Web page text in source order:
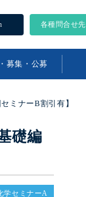
各種問合せ先
募集・公募
ミナーB割引有】
礎編
学セミナーA